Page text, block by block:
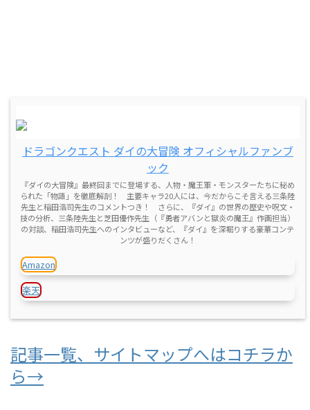
ドラゴンクエスト ダイの大冒険 オフィシャルファンブ
ック
『ダイの大冒険』最終回までに登場する、人物・魔王軍・モンスターたちに秘め
られた「物語」を徹底解剖！ 主要キャラ20人には、今だからこそ言える三条陸
先生と稲田浩司先生のコメントつき！ さらに、『ダイ』の世界の歴史や呪文・
技の分析、三条陸先生と芝田優作先生（『勇者アバンと獄炎の魔王』作画担当）
の対談、稲田浩司先生へのインタビューなど、『ダイ』を深堀りする豪華コンテ
ンツが盛りだくさん！
Amazon
楽天
記事一覧、サイトマップへはコチラか
ら→